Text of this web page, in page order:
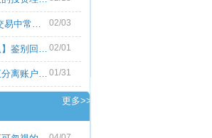
外汇基础知识 外汇交易中常见的外汇专用 02/03
【突破、回踩、确认】鉴别回撤和倒退 02/01
外汇隔离账户与外汇分离账户的区别 01/31
更多>>